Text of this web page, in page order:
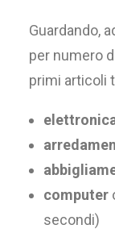
Guardando,
per numero
primi articoli
computer
secondi)